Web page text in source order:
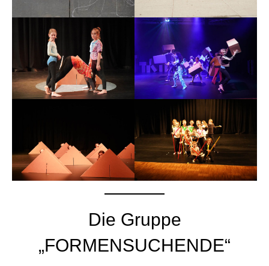
Die Gruppe
„FORMENSUCHENDE“